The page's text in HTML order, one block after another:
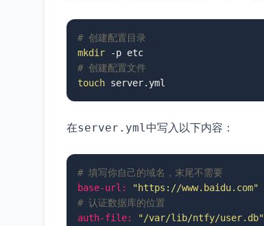
# 创建配置目录
mkdir
# 创建配置文件
touch server.yml
在server.yml 中写入以下内容：
# 填写你自己的域名，末尾不需要
base-url:
"https://www.baidu.com"
# 认证数据库的位置
auth-file:
"/var/lib/ntfy/user.db"